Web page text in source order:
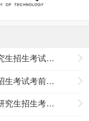
2022年重庆理工大学全国硕士研究生招生考试报考点公告（一）
2021年重庆理工大学硕士研究生招生考试考前须知
2021年重庆理工大学报考点全国研究生招生考试公告（二）